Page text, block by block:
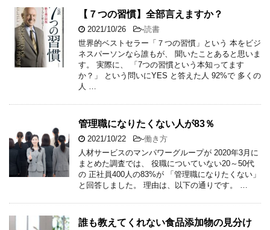
【７つの習慣】全部言えますか？
2021/10/26 -読書
世界的ベストセラー「７つの習慣」という 本をビジ
ネスパーソンなら誰もが、 聞いたことあると思いま
す。 実際に、 「7つの習慣という本知ってます
か？」 という問いにYES と答えた人 92%で 多くの
人 …
管理職になりたくない人が83％
2021/10/22 -働き方
人材サービスのマンパワーグループが 2020年3月に
まとめた調査では、 役職についていない20～50代
の 正社員400人の83%が 「管理職になりたくない」
と回答しました。 理由は、以下の通りです。 …
誰も教えてくれない食品添加物の見分け